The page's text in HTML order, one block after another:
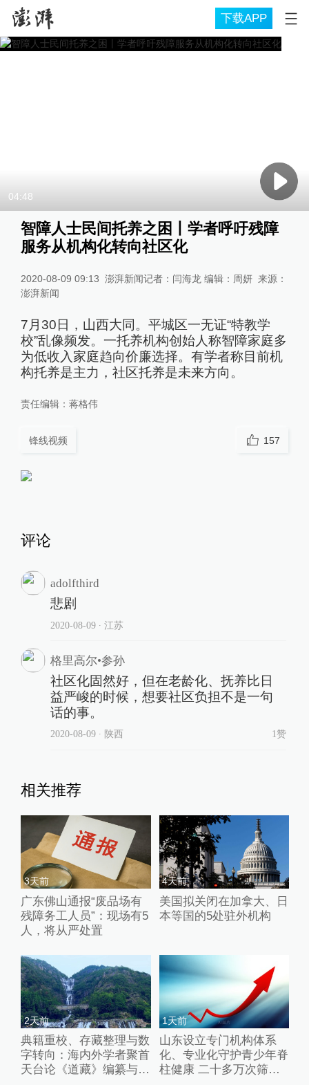
下载APP
04:48
智障人士民间托养之困丨学者呼吁残障
服务从机构化转向社区化
2020-08-09 09:13 澎湃新闻记者：闫海龙 编辑：周妍 来源：
澎湃新闻
7月30日，山西大同。平城区一无证“特教学
校”乱像频发。一托养机构创始人称智障家庭多
为低收入家庭趋向价廉选择。有学者称目前机
构托养是主力，社区托养是未来方向。
责任编辑： 蒋格伟
锋线视频 157
评论
adolfthird
悲剧
2020-08-09∙ 江苏
格里高尔•参孙
社区化固然好，但在老龄化、抚养比日
益严峻的时候，想要社区负担不是一句
话的事。
2020-08-09∙ 陕西 1赞
相关推荐
3天前
广东佛山通报“废品场有
残障务工人员”：现场有5
人，将从严处置
4天前
美国拟关闭在加拿大、日
本等国的5处驻外机构
2天前
典籍重校、存藏整理与数
字转向：海内外学者聚首
天台论《道藏》编纂与道
1天前
山东设立专门机构体系
化、专业化守护青少年脊
柱健康 二十多万次筛